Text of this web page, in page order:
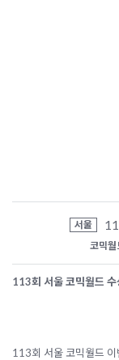
서울
코믹월
113회 서울 코믹월드 수
113회 서울 코믹월드